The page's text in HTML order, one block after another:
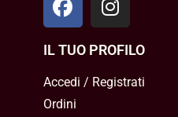
IL TUO PROFILO
Accedi / Registrati
Ordini